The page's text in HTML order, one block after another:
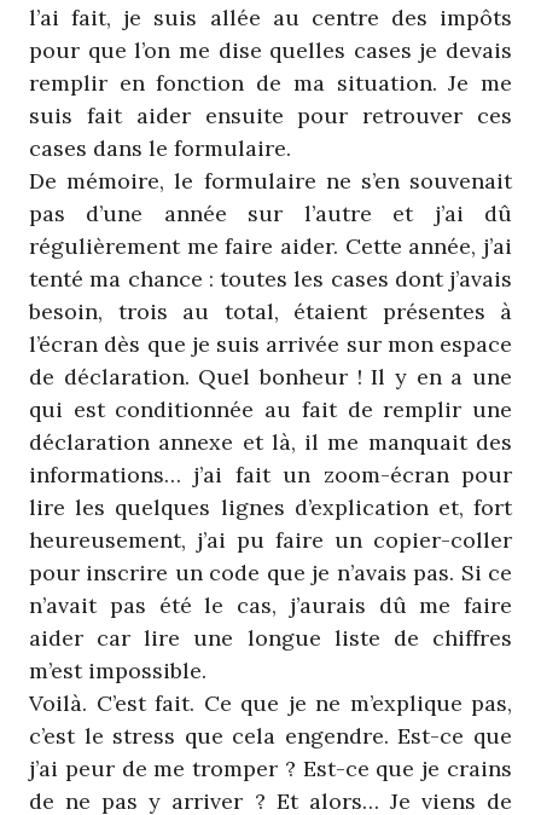
l’ai fait, je suis allée au centre des impôts
pour que l’on me dise quelles cases je devais
remplir en fonction de ma situation. Je me
suis fait aider ensuite pour retrouver ces
cases dans le formulaire.
De mémoire, le formulaire ne s’en souvenait
pas d’une année sur l’autre et j’ai dû
régulièrement me faire aider. Cette année, j’ai
tenté ma chance : toutes les cases dont j’avais
besoin, trois au total, étaient présentes à
l’écran dès que je suis arrivée sur mon espace
de déclaration. Quel bonheur ! Il y en a une
qui est conditionnée au fait de remplir une
déclaration annexe et là, il me manquait des
informations… j’ai fait un zoom-écran pour
lire les quelques lignes d’explication et, fort
heureusement, j’ai pu faire un copier-coller
pour inscrire un code que je n’avais pas. Si ce
n’avait pas été le cas, j’aurais dû me faire
aider car lire une longue liste de chiffres
m’est impossible.
Voilà. C’est fait. Ce que je ne m’explique pas,
c’est le stress que cela engendre. Est-ce que
j’ai peur de me tromper ? Est-ce que je crains
de ne pas y arriver ? Et alors… Je viens de